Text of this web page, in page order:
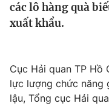
Thế giới
Thế giới đó đây
Câu chuyện quốc tế
Tài chính
Thị trường
Dữ liệu và đời sống
các lô hàng quà
xuất khẩu.
Cục Hải quan TP Hồ
lực lượng chức năng
lậu, Tổng cục Hải